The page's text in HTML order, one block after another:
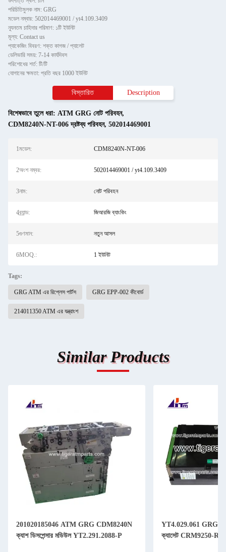
পরিচিতিমুলক নাম: GRG
মডেল নম্বার: 502014469001 / yt4.109.3409
ন্যূনতম চাহিদার পরিমাণ: ১টি ইউনিট
মূল্য: Contact us
প্যাকেজিং বিবরণ: শক্ত কাগজ / প্যালেট
ডেলিভারি সময়: 7-14 কার্যদিবস
পরিশোধের শর্ত: টি/টি
যোগানের ক্ষমতা: প্রতি বছর 1000 ইউনিট
বিস্তারিত Description
বিশেষভাবে তুলে ধরা: ATM GRG নোট পরিবহন,
CDM8240N-NT-006 দ্রষ্টব্য পরিবহন, 502014469001
1মডেল: CDM8240N-NT-006
2অংশ নম্বর: 502014469001 / yt4.109.3409
3নাম: নোট পরিবহন
4ব্র্যান্ড: জিআরজি ব্যাংকিং
5গুণমান: নতুন আসল
6MOQ.: 1 ইউনিট
Tags:
GRG ATM এর রিপ্লেস পার্টস GRG EPP-002 কীবোর্ড
214011350 ATM এর যন্ত্রাংশ
Similar Products
201020185046 ATM GRG CDM8240N
ক্যাশ ডিসপেন্সার মডিউল YT2.291.2088-P
YT4.029.061 GRG
ক্যাসেট CRM9250-